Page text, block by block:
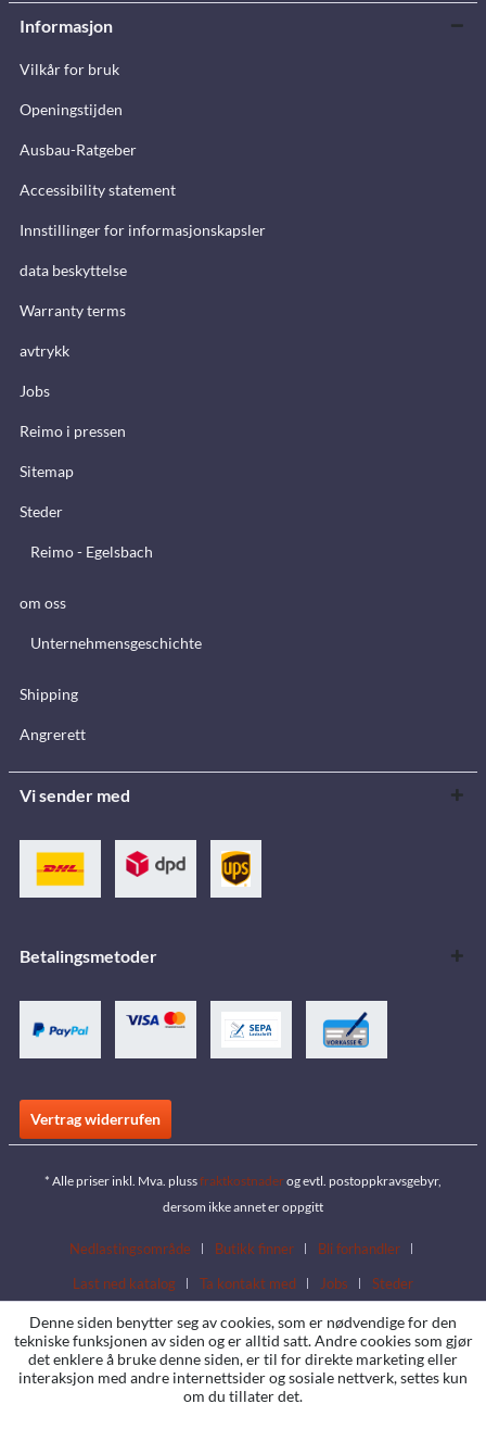
Informasjon
Vilkår for bruk
Openingstijden
Ausbau-Ratgeber
Accessibility statement
Innstillinger for informasjonskapsler
data beskyttelse
Warranty terms
avtrykk
Jobs
Reimo i pressen
Sitemap
Steder
Reimo - Egelsbach
om oss
Unternehmensgeschichte
Shipping
Angrerett
Vi sender med
Betalingsmetoder
Vertrag widerrufen
* Alle priser inkl. Mva. plussfraktkostnaderog evtl. postoppkravsgebyr,
dersom ikke annet er oppgitt
Nedlastingsområde Butikk finner
Bli forhandler
Last ned katalog
Ta kontakt med Jobs Steder
Denne siden benytter seg av cookies, som er nødvendige for den
tekniske funksjonen av siden og er alltid satt. Andre cookies som gjør
det enklere å bruke denne siden, er til for direkte marketing eller
interaksjon med andre internettsider og sosiale nettverk, settes kun
om du tillater det.